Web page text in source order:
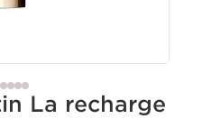
La recharge